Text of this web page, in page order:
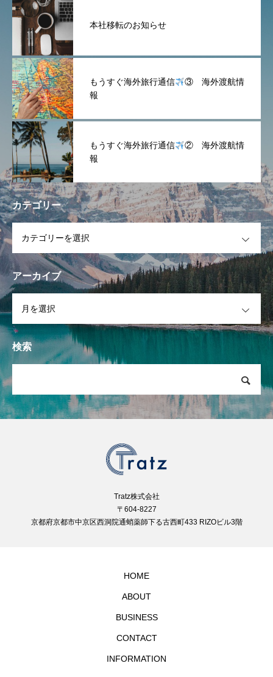
本社移転のお知らせ
もうすぐ海外旅行通信
③ 海外渡航情
報
もうすぐ海外旅行通信
② 海外渡航情
報
カテゴリー
アーカイブ
検索
Tratz株式会社
〒604-8227
京都府京都市中京区西洞院通蛸薬師下る古西町433 RIZOビル3階
HOME
ABOUT
BUSINESS
CONTACT
INFORMATION